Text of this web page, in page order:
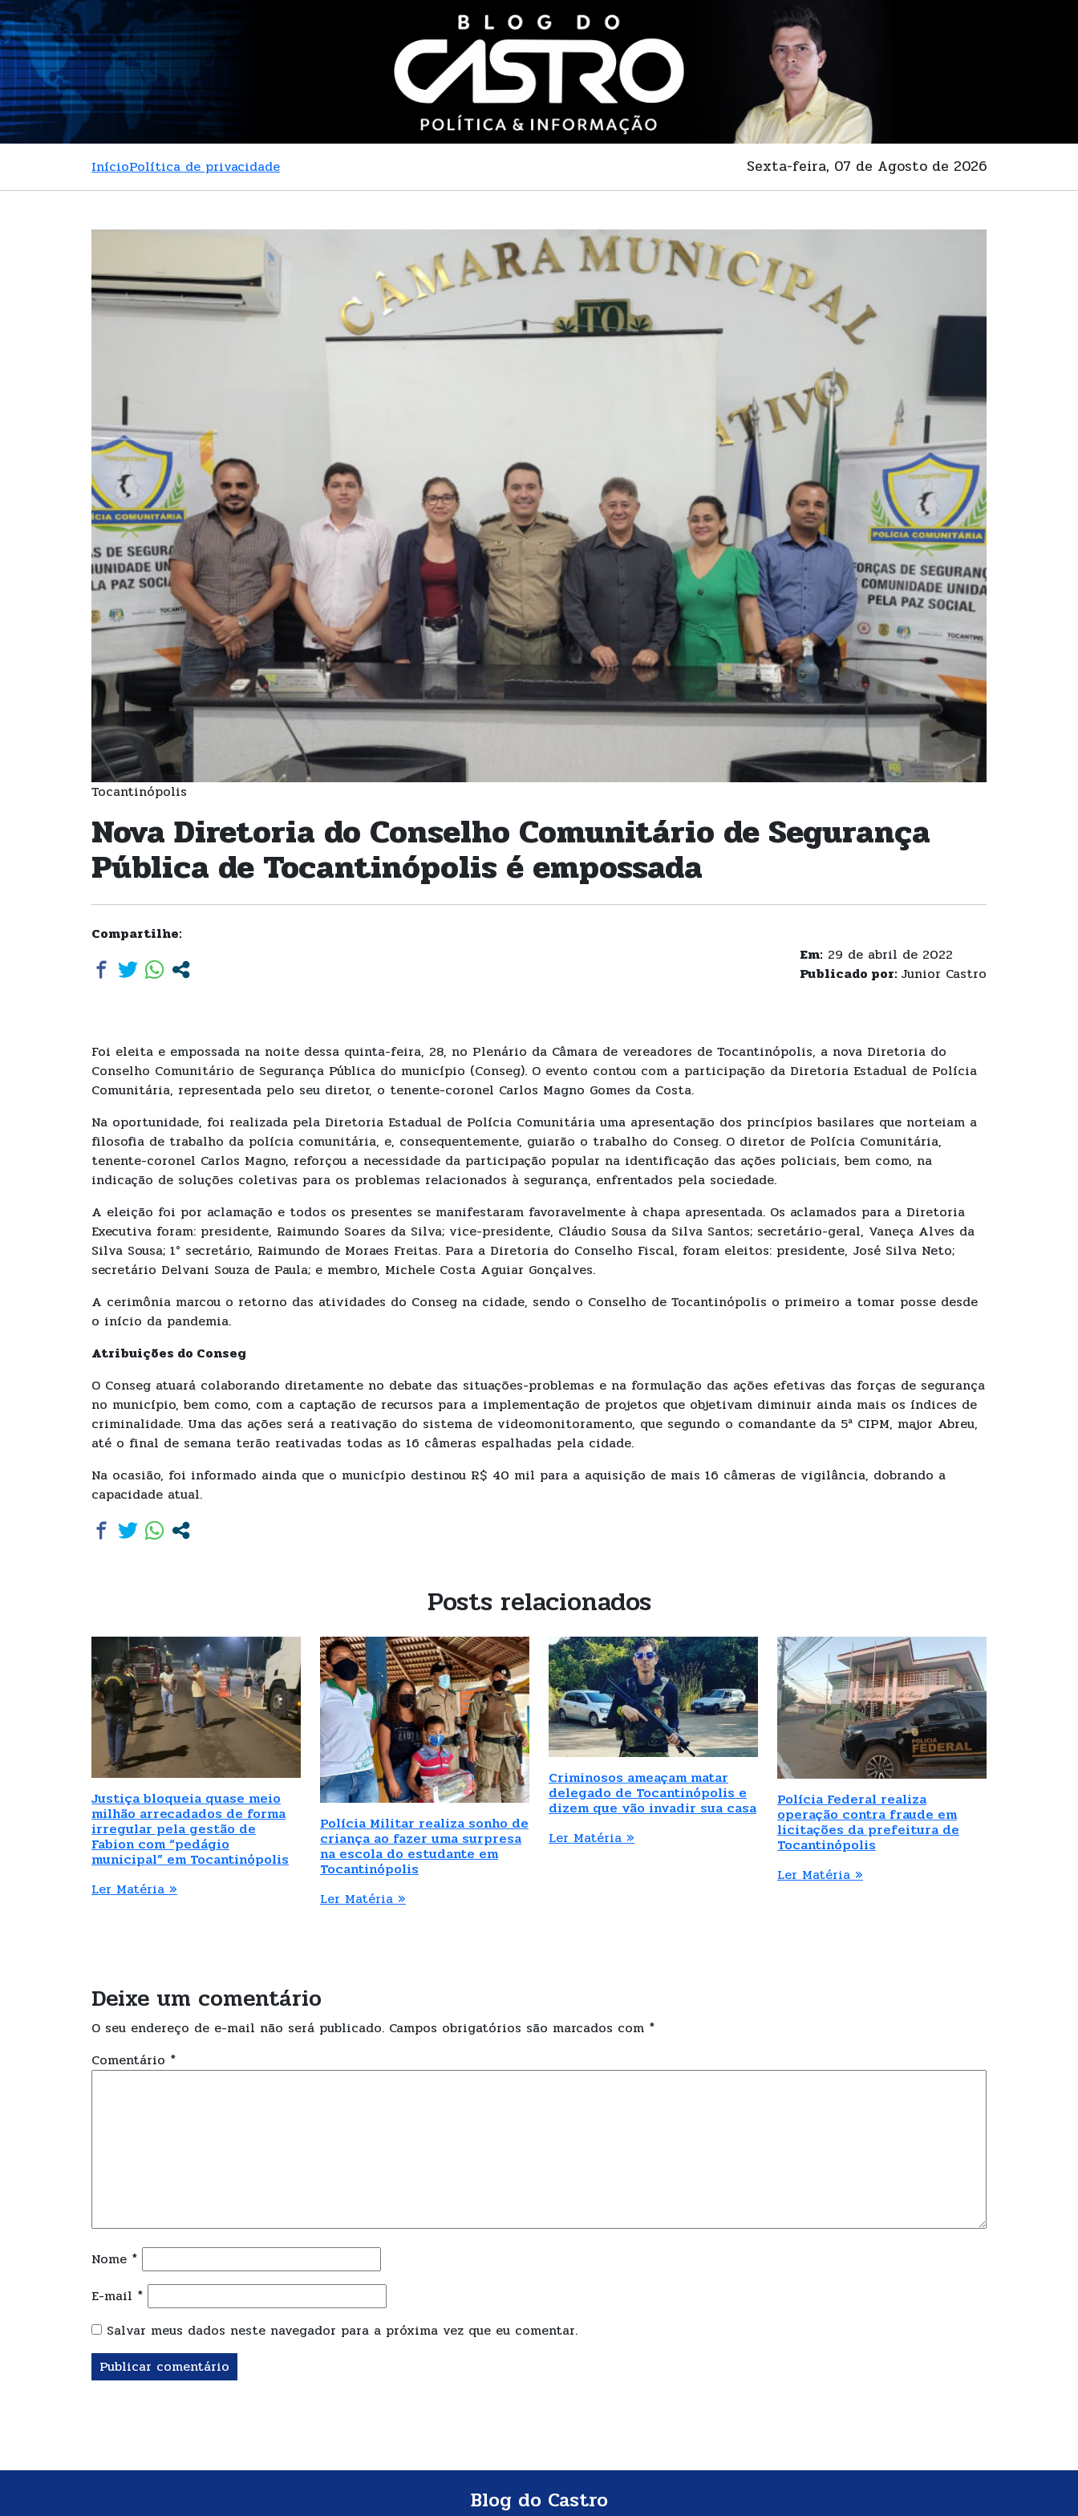
InícioPolítica de privacidade Sexta-feira, 07 de Agosto de 2026
Tocantinópolis
Nova Diretoria do Conselho Comunitário de Segurança
Pública de Tocantinópolis é empossada
Compartilhe:
Em: 29 de abril de 2022
Publicado por: Junior Castro
Foi eleita e empossada na noite dessa quinta-feira, 28, no Plenário da Câmara de vereadores de Tocantinópolis, a nova Diretoria do
Conselho Comunitário de Segurança Pública do município (Conseg). O evento contou com a participação da Diretoria Estadual de Polícia
Comunitária, representada pelo seu diretor, o tenente-coronel Carlos Magno Gomes da Costa.
Na oportunidade, foi realizada pela Diretoria Estadual de Polícia Comunitária uma apresentação dos princípios basilares que norteiam a
filosofia de trabalho da polícia comunitária, e, consequentemente, guiarão o trabalho do Conseg. O diretor de Polícia Comunitária,
tenente-coronel Carlos Magno, reforçou a necessidade da participação popular na identificação das ações policiais, bem como, na
indicação de soluções coletivas para os problemas relacionados à segurança, enfrentados pela sociedade.
A eleição foi por aclamação e todos os presentes se manifestaram favoravelmente à chapa apresentada. Os aclamados para a Diretoria
Executiva foram: presidente, Raimundo Soares da Silva; vice-presidente, Cláudio Sousa da Silva Santos; secretário-geral, Vaneça Alves da
Silva Sousa; 1° secretário, Raimundo de Moraes Freitas. Para a Diretoria do Conselho Fiscal, foram eleitos: presidente, José Silva Neto;
secretário Delvani Souza de Paula; e membro, Michele Costa Aguiar Gonçalves.
A cerimônia marcou o retorno das atividades do Conseg na cidade, sendo o Conselho de Tocantinópolis o primeiro a tomar posse desde
o início da pandemia.
Atribuições do Conseg
O Conseg atuará colaborando diretamente no debate das situações-problemas e na formulação das ações efetivas das forças de segurança
no município, bem como, com a captação de recursos para a implementação de projetos que objetivam diminuir ainda mais os índices de
criminalidade. Uma das ações será a reativação do sistema de videomonitoramento, que segundo o comandante da 5ª CIPM, major Abreu,
até o final de semana terão reativadas todas as 16 câmeras espalhadas pela cidade.
Na ocasião, foi informado ainda que o município destinou R$ 40 mil para a aquisição de mais 16 câmeras de vigilância, dobrando a
capacidade atual.
Posts relacionados
Justiça bloqueia quase meio
milhão arrecadados de forma
irregular pela gestão de
Fabion com “pedágio
municipal” em Tocantinópolis
Ler Matéria »
Polícia Militar realiza sonho de
criança ao fazer uma surpresa
na escola do estudante em
Tocantinópolis
Ler Matéria »
Criminosos ameaçam matar
delegado de Tocantinópolis e
dizem que vão invadir sua casa
Ler Matéria »
Polícia Federal realiza
operação contra fraude em
licitações da prefeitura de
Tocantinópolis
Ler Matéria »
Deixe um comentário
O seu endereço de e-mail não será publicado. Campos obrigatórios são marcados com *
Comentário *
Nome *
E-mail *
Salvar meus dados neste navegador para a próxima vez que eu comentar.
Blog do Castro